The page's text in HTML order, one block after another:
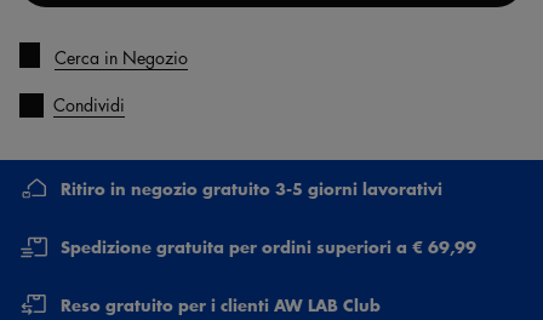
Cerca in Negozio
Condividi
Ritiro in negozio gratuito 3-5 giorni lavorativi
Spedizione gratuita per ordini superiori a € 69,99
Reso gratuito per i clienti AW LAB Club